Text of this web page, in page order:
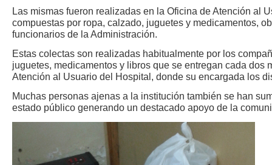
Las mismas fueron realizadas en la Oficina de Atención al
compuestas por ropa, calzado, juguetes y medicamentos,
funcionarios de la Administración.
Estas colectas son realizadas habitualmente por los
juguetes, medicamentos y libros que se entregan cada dos
Atención al Usuario del Hospital, donde su encargada los
Muchas personas ajenas a la institución también se han
estado público generando un destacado apoyo de la